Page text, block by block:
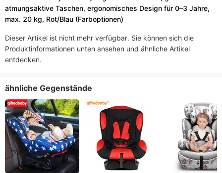
atmungsaktive Taschen, ergonomisches Design für 0–3 Jahre,
max. 20 kg, Rot/Blau (Farboptionen)​
Dieser Artikel ist nicht mehr verfügbar. Sie können sich die
Produktinformationen unten ansehen und ähnliche Artikel
entdecken.
ähnliche Gegenstände